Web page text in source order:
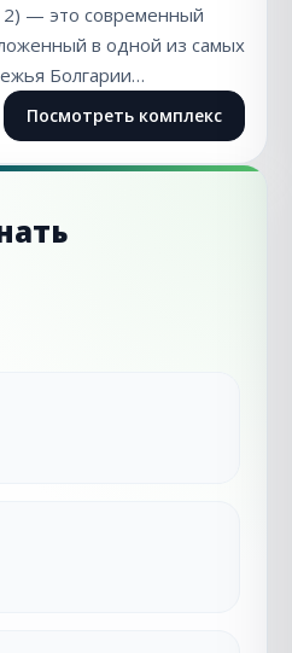
— это современный
в одной из самых
Болгарии…
Посмотреть комплекс